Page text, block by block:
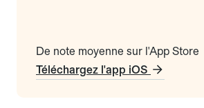
De note moyenne sur l'App Store
Téléchargez l'app iOS